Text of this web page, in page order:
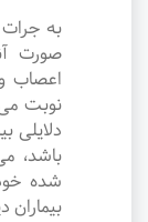
صورت
اعصاب
نوبت می
دلایلی
باشد،
شده
بیماران